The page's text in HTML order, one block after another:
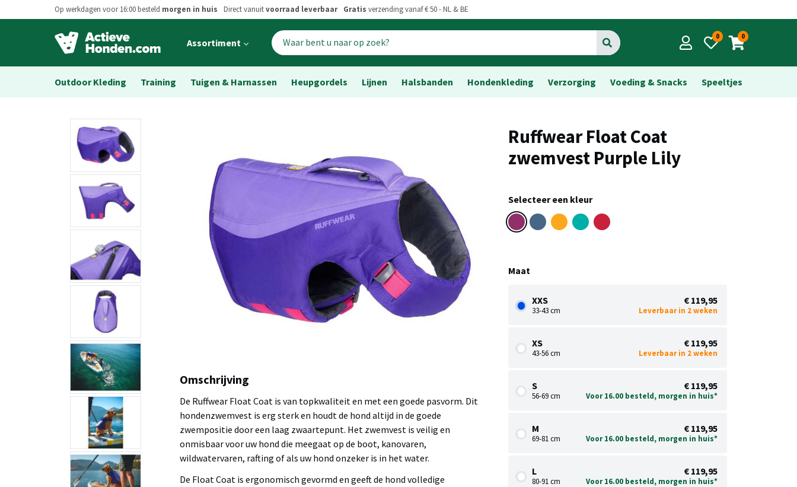
Op werkdagen voor 16:00 besteld morgen in huis Direct vanuitvoorraad leverbaar Gratis verzending vanaf € 50 - NL & BE
Open
menu
Assortiment Go 0 0
Outdoor Kleding Training Tuigen & Harnassen Heupgordels Lijnen Halsbanden Hondenkleding Verzorging Voeding & Snacks Speeltjes
Ruffwear Float Coat
zwemvest Purple Lily
Selecteer een kleur
Maat
XXS
33-43 cm
€ 119,95
Leverbaar in 2 weken
XS
43-56 cm
€ 119,95
Leverbaar in 2 weken
S
56-69 cm
€ 119,95
Voor 16.00 besteld, morgen in huis*
M
69-81 cm
€ 119,95
Voor 16.00 besteld, morgen in huis*
L
80-91 cm
€ 119,95
Voor 16.00 besteld, morgen in huis*
Omschrijving
De Ruffwear Float Coat is van topkwaliteit en met een goede pasvorm. Dit
hondenzwemvest is erg sterk en houdt de hond altijd in de goede
zwempositie door een laag zwaartepunt. Het zwemvest is veilig en
onmisbaar voor uw hond die meegaat op de boot, kanovaren,
wildwatervaren, rafting of als uw hond onzeker is in het water.
De Float Coat is ergonomisch gevormd en geeft de hond volledige